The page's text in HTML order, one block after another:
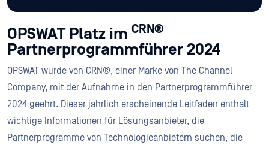
OPSWAT Platz im CRN®
Partnerprogrammführer 2024
OPSWAT wurde von CRN®, einer Marke von The Channel
Company, mit der Aufnahme in den Partnerprogrammführer
2024 geehrt. Dieser jährlich erscheinende Leitfaden enthält
wichtige Informationen für Lösungsanbieter, die
Partnerprogramme von Technologieanbietern suchen, die